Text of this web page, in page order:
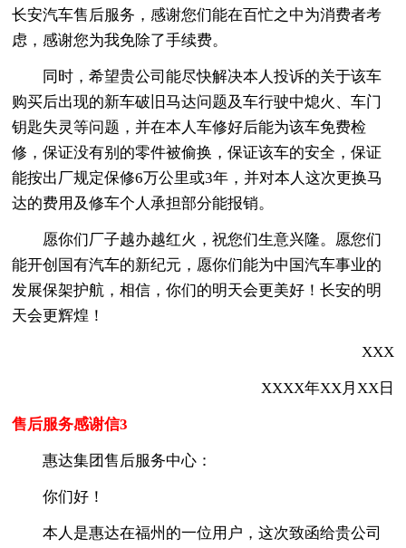
长安汽车售后服务，感谢您们能在百忙之中为消费者考
虑，感谢您为我免除了手续费。
同时，希望贵公司能尽快解决本人投诉的关于该车
购买后出现的新车破旧马达问题及车行驶中熄火、车门
钥匙失灵等问题，并在本人车修好后能为该车免费检
修，保证没有别的零件被偷换，保证该车的安全，保证
能按出厂规定保修6万公里或3年，并对本人这次更换马
达的费用及修车个人承担部分能报销。
愿你们厂子越办越红火，祝您们生意兴隆。愿您们
能开创国有汽车的新纪元，愿你们能为中国汽车事业的
发展保架护航，相信，你们的明天会更美好！长安的明
天会更辉煌！
XXX
XXXX年XX月XX日
售后服务感谢信3
惠达集团售后服务中心：
你们好！
本人是惠达在福州的一位用户，这次致函给贵公司